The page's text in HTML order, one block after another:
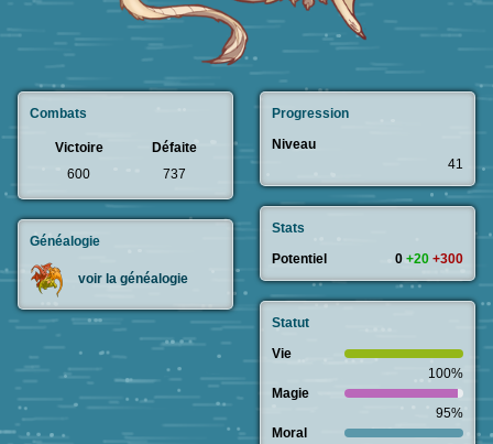
Combats
Victoire
Défaite
600
737
Généalogie
voir la généalogie
Progression
Niveau
41
Stats
Potentiel
0 +20 +300
Statut
Vie
100%
Magie
95%
Moral